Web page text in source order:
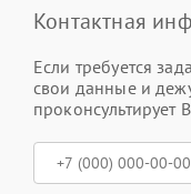
Контактная
Если требуется
свои данные и
проконсультирует